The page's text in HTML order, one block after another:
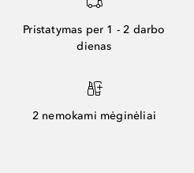
Pristatymas per 1 - 2 darbo
dienas
2 nemokami mėginėliai